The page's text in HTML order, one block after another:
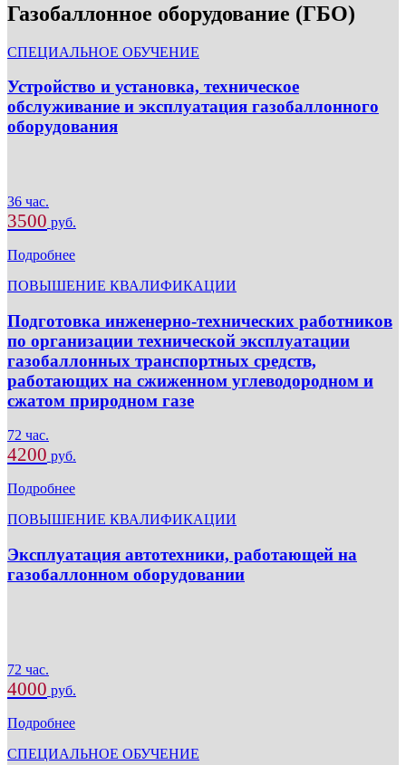
Газобаллонное оборудование (ГБО)
СПЕЦИАЛЬНОЕ ОБУЧЕНИЕ
Устройство и установка, техническое
обслуживание и эксплуатация газобаллонного
оборудования
36 час.
3500 руб.
Подробнее
ПОВЫШЕНИЕ КВАЛИФИКАЦИИ
Подготовка инженерно-технических работников
по организации технической эксплуатации
газобаллонных транспортных средств,
работающих на сжиженном углеводородном и
сжатом природном газе
72 час.
4200 руб.
Подробнее
ПОВЫШЕНИЕ КВАЛИФИКАЦИИ
Эксплуатация автотехники, работающей на
газобаллонном оборудовании
72 час.
4000 руб.
Подробнее
СПЕЦИАЛЬНОЕ ОБУЧЕНИЕ